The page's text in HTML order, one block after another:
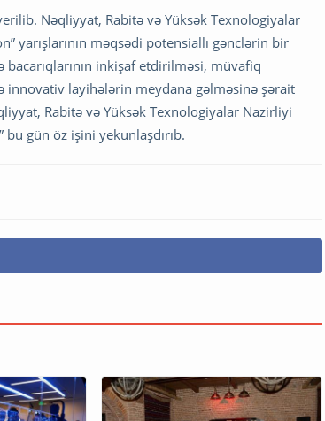
Nəqliyyat, Rabitə və Yüksək Texnologiyalar
yarışlarının məqsədi potensiallı gənclərin bir
inkişaf etdirilməsi, müvafiq
innovativ layihələrin meydana gəlməsinə şərait
Rabitə və Yüksək Texnologiyalar Nazirliyi
gün öz işini yekunlaşdırıb.